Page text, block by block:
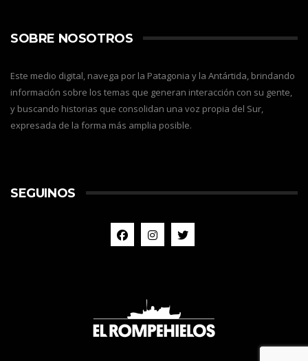
SOBRE NOSOTROS
Este medio digital, navega por la Patagonia y la Antártida, brindando
información sobre los temas que generan interacción con su gente,
y buscando historias que consolidan una voz propia del Sur,
expresada de la forma más amplia posible.
SEGUINOS